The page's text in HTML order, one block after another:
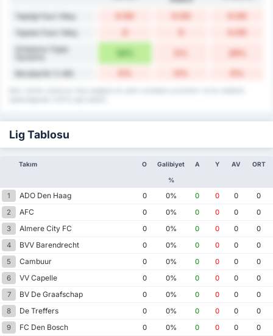
Yaptığı Faul / Maç 0.50
Yapılan Faul / Maç
Ortalama Topla
58% 29%
Beraberlik % MS
Lig Tablosu
Takım O Galibiyet
%
A Y AV ORT
1 ADO Den Haag 0 0% 0 0 0
0
2
AFC 0 0% 0 0 0
0
3
Almere City FC 0 0% 0 0 0
0
4
BVV Barendrecht 0 0% 0 0 0
0
5
Cambuur 0 0% 0 0 0
0
6
VV Capelle 0 0% 0 0 0
0
7
BV De Graafschap 0 0% 0 0 0
0
8
De Treffers 0 0% 0 0 0
0
9
FC Den Bosch 0 0% 0 0 0
0